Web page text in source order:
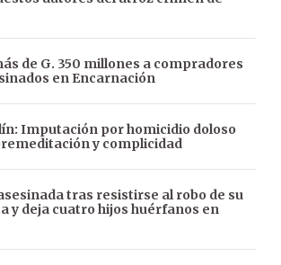
de G. 350 millones a compradores
en Encarnación
Imputación por homicidio doloso
y complicidad
tras resistirse al robo de su
y deja cuatro hijos huérfanos en